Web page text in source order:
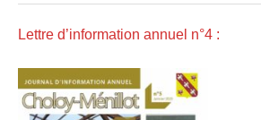
Lettre d’information annuel n°4 :